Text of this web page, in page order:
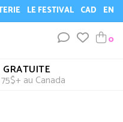
LE FESTIVAL CAD EN
0
au Canada